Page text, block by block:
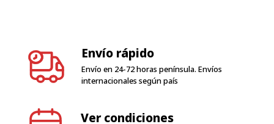
Envío rápido
Envío en 24-72 horas península. Envíos
internacionales según país
Ver condiciones